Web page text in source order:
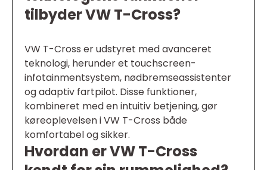
tilbyder VW T-Cross?
VW T-Cross er udstyret med avanceret
teknologi, herunder et touchscreen-
infotainmentsystem, nødbremseassistenter
og adaptiv fartpilot. Disse funktioner,
kombineret med en intuitiv betjening, gør
køreoplevelsen i VW T-Cross både
komfortabel og sikker.
Hvordan er VW T-Cross